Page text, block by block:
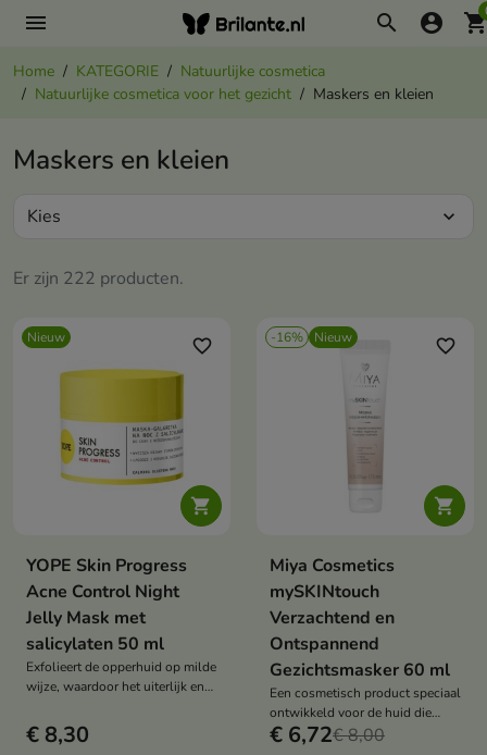
menu search account_circle
Home KATEGORIE
Natuurlijke cosmetica
Natuurlijke cosmetica voor het gezicht
Maskers en kleien
Maskers en kleien
Er zijn 222 producten.
Kies expand_more
Nieuw

favorite_border
YOPE Skin Progress
Acne Control Night
Jelly Mask met
salicylaten 50 ml
Exfolieert de opperhuid op milde
wijze, waardoor het uiterlijk en
verbeteren.
€ 8,30
-16% Nieuw

favorite_border
Miya Cosmetics
mySKINtouch
Verzachtend en
Ontspannend
Gezichtsmasker 60 ml
Een cosmetisch product speciaal
ontwikkeld voor de huid die
behoefte heeft aan kalmering,
€ 6,72€ 8,00